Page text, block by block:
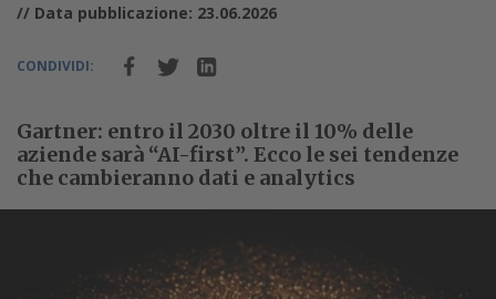
// Data pubblicazione: 23.06.2026
CONDIVIDI:
Gartner: entro il 2030 oltre il 10% delle
aziende sarà “AI-first”. Ecco le sei tendenze
che cambieranno dati e analytics